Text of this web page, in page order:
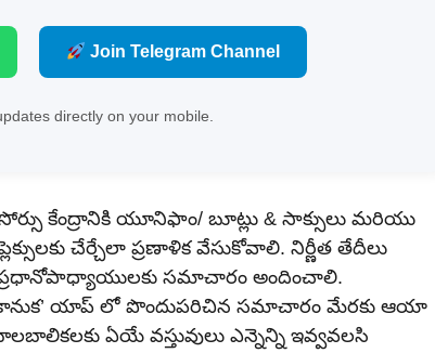
Join Telegram Channel
directly on your mobile.
కేంద్రానికి యూనిఫాం/ బూట్లు & సాక్సులు మరియు
చేర్చేలా ప్రణాళిక వేసుకోవాలి. నిర్ణీత తేదీలు
ప్రధానోపాధ్యాయులకు సమాచారం అందించాలి.
యాప్ లో పొందుపరిచిన సమాచారం మేరకు ఆయా
ఏయే వస్తువులు ఎన్నెన్ని ఇవ్వవలసి